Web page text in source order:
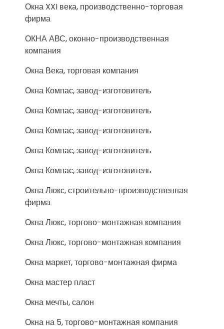
Окна XXI века, производственно-торговая
фирма
ОКНА АВС, оконно-производственная
компания
Окна Века, торговая компания
Окна Компас, завод-изготовитель
Окна Компас, завод-изготовитель
Окна Компас, завод-изготовитель
Окна Компас, завод-изготовитель
Окна Компас, завод-изготовитель
Окна Люкс, строительно-производственная
фирма
Окна Люкс, торгово-монтажная компания
Окна Люкс, торгово-монтажная компания
Окна маркет, торгово-монтажная фирма
Окна мастер пласт
Окна мечты, салон
Окна на 5, торгово-монтажная компания